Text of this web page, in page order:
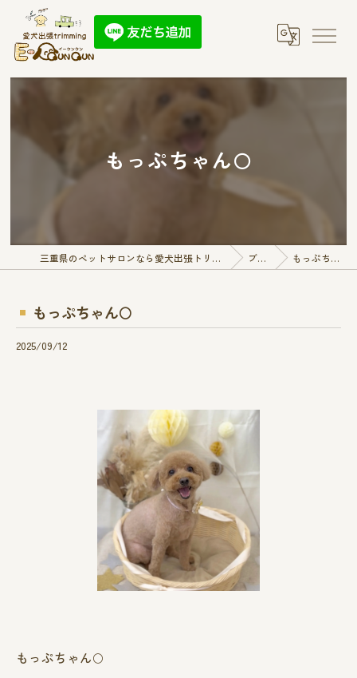
もっぷちゃん🌕
三重県のペットサロンなら愛犬出張トリミング E-QunQun ブログ もっぷちゃん🌕
もっぷちゃん🌕
2025/09/12
もっぷちゃん🌕